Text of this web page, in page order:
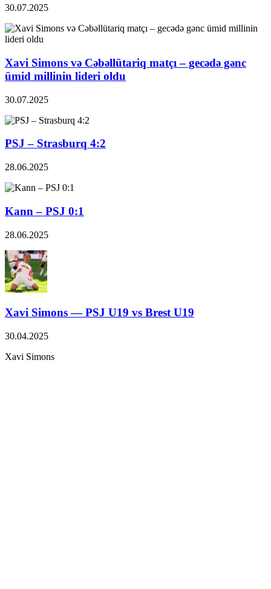
30.07.2025
Xavi Simons və Cəbəllütariq matçı – gecədə gənc
ümid millinin lideri oldu
30.07.2025
PSJ – Strasburq 4:2
28.06.2025
Kann – PSJ 0:1
28.06.2025
Xavi Simons — PSJ U19 vs Brest U19
30.04.2025
Xavi Simons